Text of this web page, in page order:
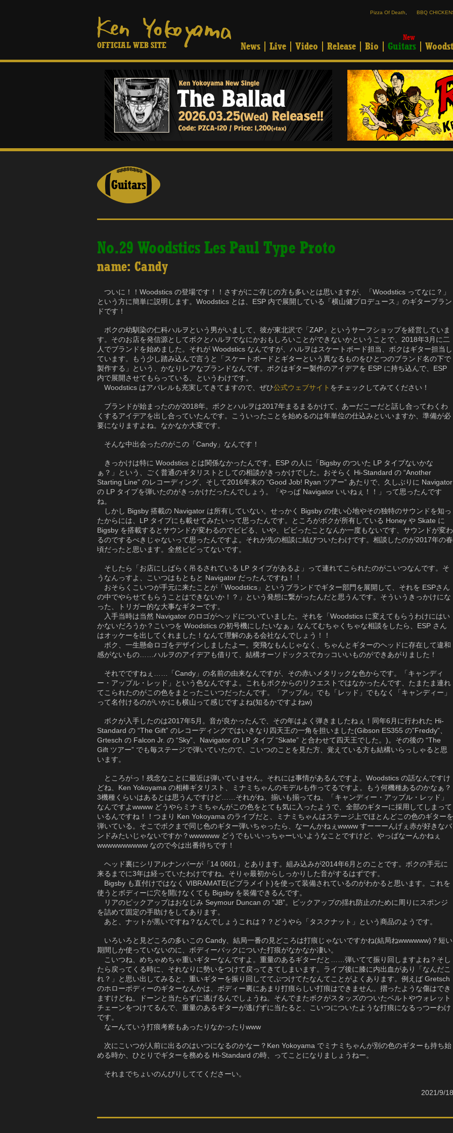
OFFICIAL WEB SITE
Pizza Of Death BBQ
News Live Video Release Bio
New
Guitars
No.29 Woodstics Les Paul Type Proto
name: Candy
ついに！！Woodstics の登場です！！さすがにご存じの方も多いとは思いますが、「Woodstics ってなに？」
という方に簡単に説明します。Woodstics とは、ESP 内で展開している「横山健プロデュース」のギターブラン
ドです！
ボクの幼馴染の仁科ハルヲという男がいまして、彼が東北沢で「ZAP」というサーフショップを経営していま
す。そのお店を発信源としてボクとハルヲでなにかおもしろいことができないかということで、2018年3月に二
人でブランドを始めました。それが Woodstics なんですが、ハルヲはスケートボード担当、ボクはギター担当し
ています。もう少し踏み込んで言うと「スケートボードとギターという異なるものをひとつのブランド名の下で
製作する」という、かなりレアなブランドなんです。ボクはギター製作のアイデアを ESP に持ち込んで、ESP
内で展開させてもらっている、というわけです。
Woodstics はアパレルも充実してきてますので、ぜひ公式ウェブサイト をチェックしてみてください！
ブランドが始まったのが2018年。ボクとハルヲは2017年まるまるかけて、あーだこーだと話し合ってわくわ
くするアイデアを出し合っていたんです。こういったことを始めるのは年単位の仕込みといいますか、準備が必
要になりますよね。なかなか大変です。
そんな中出会ったのがこの「Candy」なんです！
きっかけは特に Woodstics とは関係なかったんです。ESP の人に「Bigsby のついた LP タイプないかな
ぁ？」という、ごく普通のギタリストとしての相談がきっかけでした。おそらく Hi-Standard の “Another
Starting Line” のレコーディング、そして2016年末の “Good Job! Ryan ツアー” あたりで、久しぶりに Navigator
の LP タイプを弾いたのがきっかけだったんでしょう。「やっぱ Navigator いいねぇ！！」って思ったんです
ね。
しかし Bigsby 搭載の Navigator は所有していない。せっかく Bigsby の使い心地やその独特のサウンドを知っ
たからには、LP タイプにも載せてみたいって思ったんです。ところがボクが所有している Honey や Skate に
Bigsby を搭載するとサウンドが変わるのでビビる、いや、ビビったことなんか一度もないです、サウンドが変わ
るのでするべきじゃないって思ったんですよ。それが先の相談に結びついたわけです。相談したのが2017年の春
頃だったと思います。全然ビビってないです。
そしたら「お店にしばらく吊るされている LP タイプがあるよ」って連れてこられたのがこいつなんです。そ
うなんっすよ、こいつはもともと Navigator だったんですね！！
おそらくこいつが手元に来たことが「Woodstics」というブランドでギター部門を展開して、それを ESPさん
の中でやらせてもらうことはできないか！？」という発想に繋がったんだと思うんです。そういうきっかけにな
った、トリガー的な大事なギターです。
入手当時は当然 Navigator のロゴがヘッドについていました。それを「Woodstics に変えてもらうわけにはい
かないだろうか？こいつを Woodstics の初号機にしたいなぁ」なんてむちゃくちゃな相談をしたら、ESP さん
はオッケーを出してくれました！なんて理解のある会社なんでしょう！！
ボク、一生懸命ロゴをデザインしましたよー。突飛なもんじゃなく、ちゃんとギターのヘッドに存在して違和
感がないもの……ハルヲのアイデアも借りて、結構オーソドックスでカッコいいものができあがりました！
それでですねぇ……「Candy」の名前の由来なんですが、その赤いメタリックな色からです。「キャンディ
ー・アップル・レッド」という色なんですよ。これもボクからのリクエストではなかったんです、たまたま連れ
てこられたのがこの色をまとったこいつだったんです。「アップル」でも「レッド」でもなく「キャンディー」
って名付けるのがいかにも横山って感じですよね(知るかですよねw)
ボクが入手したのは2017年5月。音が良かったんで、その年はよく弾きましたねぇ！同年6月に行われた Hi-
Standard の “The Gift” のレコーディングではいきなり四天王の一角を担いました(Gibson ES355 の”Freddy”、
Grtesch の Falcon Jr. の “Sky”、Navigator の LP タイプ “Skate” と合わせて四天王でした。)。その後の “The
Gift ツアー” でも毎ステージで弾いていたので、こいつのことを見た方、覚えている方も結構いらっしゃると思
います。
ところがっ！残念なことに最近は弾いていません。それには事情があるんですよ。Woodstics の話なんですけ
どね、Ken Yokoyama の相棒ギタリスト、ミナミちゃんのモデルも作ってるですよ。もう何機種あるのかなぁ？
3機種くらいはあるとは思うんですけど……それがね、揃いも揃ってね、「キャンディー・アップル・レッド」
なんですよwwww どうやらミナミちゃんがこの色をとても気に入ったようで、全部のギターに採用してしまって
いるんですね！！つまり Ken Yokoyama のライブだと、ミナミちゃんはステージ上でほとんどこの色のギターを
弾いている。そこでボクまで同じ色のギター弾いちゃったら、なーんかねぇwwww すーーーんげぇ赤が好きなバ
ンドみたいじゃないですか？wwwwww どうでもいいっちゃーいいようなことですけど、やっぱなーんかねぇ
wwwwwwwwww なので今は出番待ちです！
ヘッド裏にシリアルナンバーが「14 0601」とあります。組み込みが2014年6月とのことです。ボクの手元に
来るまでに3年は経っていたわけですね。そりゃ最初からしっかりした音がするはずです。
Bigsby も直付けではなく VIBRAMATE(ビブラメイト)を使って装備されているのがわかると思います。これを
使うとボディーに穴を開けなくても Bigsby を装備できるんです。
リアのピックアップはおなじみ Seymour Duncan の “JB”。ピックアップの揺れ防止のために周りにスポンジ
を詰めて固定の手助けをしてあります。
あと、ナットが黒いですね？なんでしょうこれは？？どうやら「タスクナット」という商品のようです。
いろいろと見どころの多いこの Candy、結局一番の見どころは打痕じゃないですかね(結局ねwwwwww)？短い
期間しか使っていないのに、ボディーバックについた打痕がなかなか凄い。
こいつね、めちゃめちゃ重いギターなんですよ。重量のあるギターだと……弾いてて振り回しますよね？そし
たら戻ってくる時に、それなりに勢いをつけて戻ってきてしまいます。ライブ後に膝に内出血があり「なんだこ
れ？」と思い出してみると、重いギターを振り回しててぶつけてたなんてことがよくあります。例えば Gretsch
のホローボディーのギターなんかは、ボディー裏にあまり打痕らしい打痕はできません。摺ったような傷はでき
ますけどね。ドーンと当たらずに逃げるんでしょうね。そんでまたボクがスタッズのついたベルトやウォレット
チェーンをつけてるんで、重量のあるギターが逃げずに当たると、こいつについたような打痕になるっつーわけ
です。
なーんていう打痕考察もあったりなかったりwww
次にこいつが人前に出るのはいつになるのかなー？Ken Yokoyama でミナミちゃんが別の色のギターも持ち始
める時か、ひとりでギターを務める Hi-Standard の時、ってことになりましょうねー。
それまでちょいのんびりしててくださーい。
2021/9/18